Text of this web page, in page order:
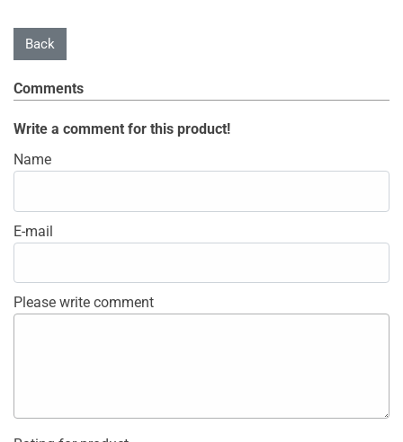
Comments
Write a comment for this product!
Name
E-mail
Please write comment